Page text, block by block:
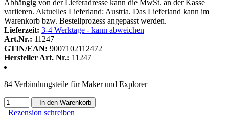
Abhängig von der Lieferadresse kann die MwSt. an der Kasse
variieren. Aktuelles Lieferland: Austria. Das Lieferland kann im
Warenkorb bzw. Bestellprozess angepasst werden.
Lieferzeit: 3-4 Werktage - kann abweichen
Art.Nr.: 11247
GTIN/EAN: 9007102112472
Hersteller Art. Nr.: 11247
84 Verbindungsteile für Maker und Explorer
In den Warenkorb
Rezension schreiben